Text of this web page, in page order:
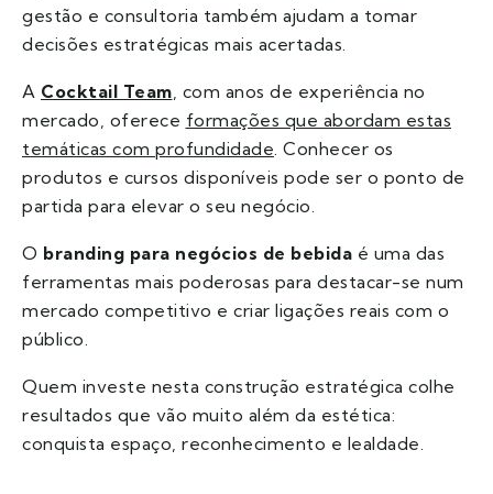
gestão e consultoria também ajudam a tomar
decisões estratégicas mais acertadas.
A Cocktail Team, com anos de experiência no
mercado, oferece formações que abordam estas
temáticas com profundidade. Conhecer os
produtos e cursos disponíveis pode ser o ponto de
partida para elevar o seu negócio.
O branding para negócios de bebida é uma das
ferramentas mais poderosas para destacar-se num
mercado competitivo e criar ligações reais com o
público.
Quem investe nesta construção estratégica colhe
resultados que vão muito além da estética:
conquista espaço, reconhecimento e lealdade.